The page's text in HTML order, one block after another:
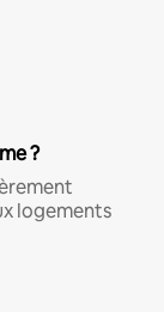
?
logements